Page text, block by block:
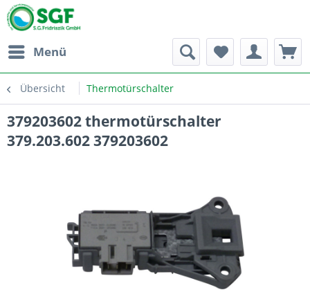
Menü
Übersicht Thermotürschalter
379203602 thermotürschalter
379.203.602 379203602